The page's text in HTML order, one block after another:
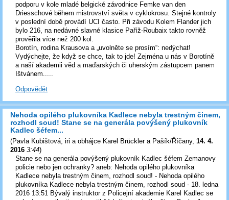
podporu v kole mladé belgické závodnice Femke van den
Driesschové během mistrovství světa v cyklokrosu. Stejné kontroly
v poslední době provádí UCI často. Při závodu Kolem Flander jich
bylo 216, na nedávné slavné klasice Paříž-Roubaix takto rovněž
prověřila více než 200 kol.
Borotín, rodina Krausova a „uvolněte se prosím“: nedýchat!
Vydýchejte, že když se chce, tak to jde! Zejména u nás v Borotíně
a naší akademii věd a maďarských či uherským zástupcem panem
Ištvánem.....
Odpovědět
Nehoda opilého plukovníka Kadlece nebyla trestným činem,
rozhodl soud! Stane se na generála povýšený plukovník
Kadlec šéfem...
(Pavla Kubištová, iri a obhájce Karel Brückler a Pašík/Říčany, 14. 4.
2016 3:44)
Stane se na generála povýšený plukovník Kadlec šéfem Zemanovy
policie nebo jen ochranky? aneb: Nehoda opilého plukovníka
Kadlece nebyla trestným činem, rozhodl soud! - Nehoda opilého
plukovníka Kadlece nebyla trestným činem, rozhodl soud - 18. ledna
2016 13:51 Bývalý instruktor z Policejní akademie Karel Kadlec se